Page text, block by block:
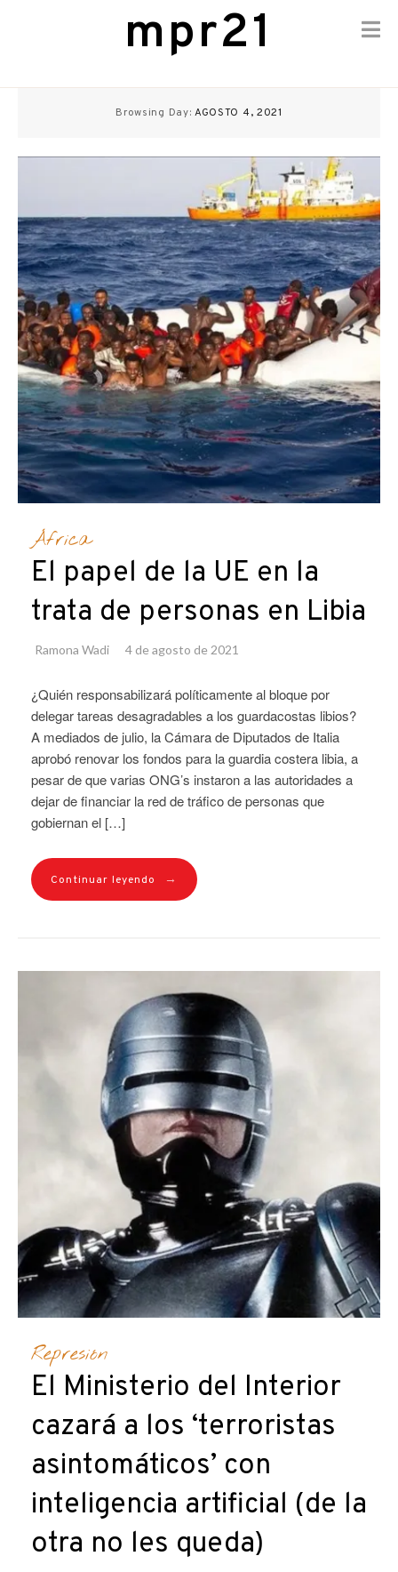
mpr21
Browsing Day: AGOSTO 4, 2021
África
El papel de la UE en la
trata de personas en Libia
Ramona Wadi 4 de agosto de 2021
¿Quién responsabilizará políticamente al bloque por
delegar tareas desagradables a los guardacostas libios?
A mediados de julio, la Cámara de Diputados de Italia
aprobó renovar los fondos para la guardia costera libia, a
pesar de que varias ONG’s instaron a las autoridades a
dejar de financiar la red de tráfico de personas que
gobiernan el […]
Continuar leyendo →
Represión
El Ministerio del Interior
cazará a los ‘terroristas
asintomáticos’ con
inteligencia artificial (de la
otra no les queda)